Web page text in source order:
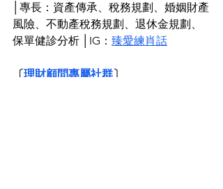
│專長：資產傳承、稅務規劃、婚姻財產
風險、不動產稅務規劃、退休金規劃、
保單健診分析 │IG： 臻愛練肖話
〔理財顧問專屬社群〕